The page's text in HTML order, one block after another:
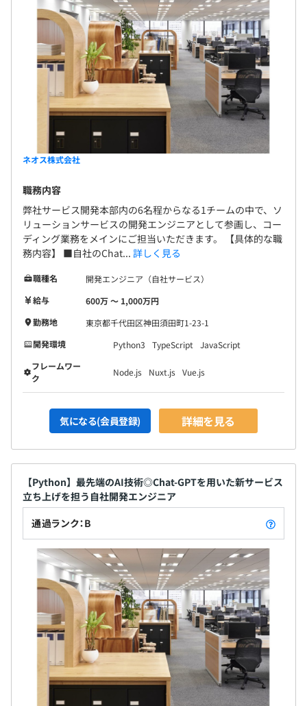
ネオス株式会社
職務内容
弊社サービス開発本部内の6名程からなる1チームの中で、ソ
リューションサービスの開発エンジニアとして参画し、コー
ディング業務をメインにご担当いただきます。 【具体的な職
務内容】 ■自社のChat... 詳しく見る
職種名
開発エンジニア（自社サービス）
給与
600万 〜 1,000万円
勤務地
東京都千代田区神田須田町1-23-1
開発環境
Python3 TypeScript
JavaScript
フレームワー
ク
Node.js Nuxt.js Vue.js
気になる(会員登録) 詳細を見る
【Python】最先端のAI技術◎Chat-GPTを用いた新サービス
立ち上げを担う自社開発エンジニア
通過ランク：B